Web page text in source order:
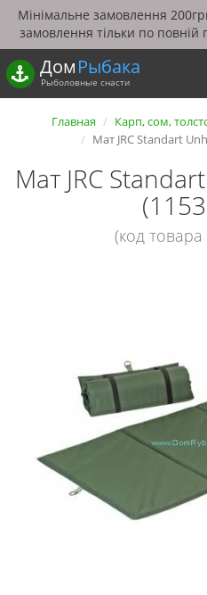
Мінімальне замовлення
замовлення тільки по
ДомРыбака
Рыболовные снасти
Главная Карп, сом,
Мат JRC Standart
Мат JRC
(код